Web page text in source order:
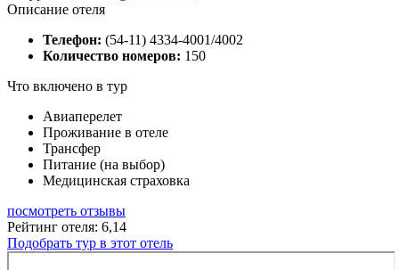
Описание отеля
Телефон: (54-11) 4334-4001/4002
Количество номеров: 150
Что включено в тур
Авиаперелет
Проживание в отеле
Трансфер
Питание (на выбор)
Медицинская страховка
посмотреть отзывы
Рейтинг отеля: 6,14
Подобрать тур в этот отель